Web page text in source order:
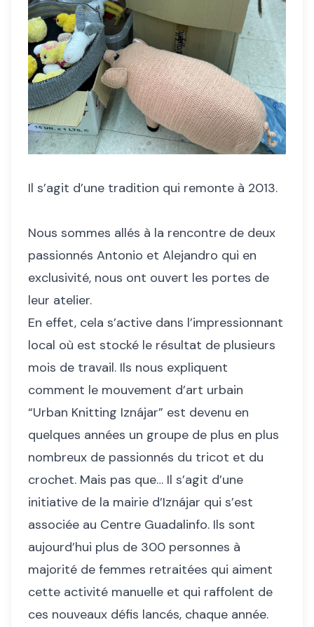
Il s’agit d’une tradition qui remonte à 2013.
Nous sommes allés à la rencontre de deux
passionnés Antonio et Alejandro qui en
exclusivité, nous ont ouvert les portes de
leur atelier.
En effet, cela s’active dans l’impressionnant
local où est stocké le résultat de plusieurs
mois de travail. Ils nous expliquent
comment le mouvement d’art urbain
“Urban Knitting Iznájar” est devenu en
quelques années un groupe de plus en plus
nombreux de passionnés du tricot et du
crochet. Mais pas que… Il s’agit d’une
initiative de la mairie d’Iznájar qui s’est
associée au Centre Guadalinfo. Ils sont
aujourd’hui plus de 300 personnes à
majorité de femmes retraitées qui aiment
cette activité manuelle et qui raffolent de
ces nouveaux défis lancés, chaque année.